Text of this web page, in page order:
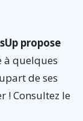
propose
à quelques
de ses
! Consultez le